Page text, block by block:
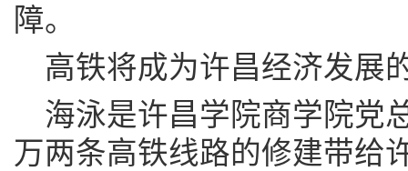
障。
高铁将成为许昌经济发展
海泳是许昌学院商学院党
万两条高铁线路的修建带给